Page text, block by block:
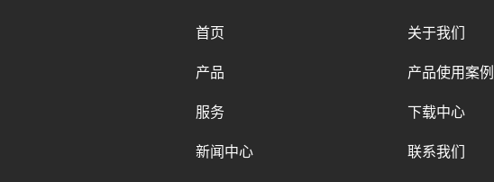
首页
产品
服务
新闻中心
关于我们
产品使用案例
下载中心
联系我们